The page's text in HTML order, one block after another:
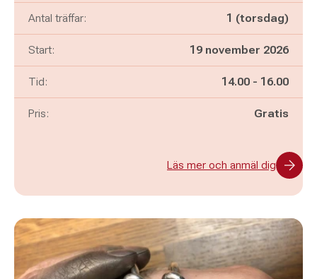
Antal träffar: 1 (torsdag)
Start: 19 november 2026
Tid: Pågår mellan
14.00 - och
16.00
Pris: Gratis
Läs mer och anmäl dig